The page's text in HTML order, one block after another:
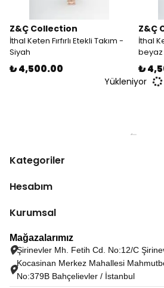
Z&Ç Collection
İthal Keten Fırfırlı Etekli Takım -
Siyah
₺ 4,500.00
Z&Ç
İthal
beyaz
₺
Yükleniyor
Kategoriler
Hesabım
Kurumsal
Mağazalarımız
Şirinevler Mh. Fetih Cd. No:12/C
Kocasinan Merkez Mahallesi
No:379B Bahçelievler / İstanbul